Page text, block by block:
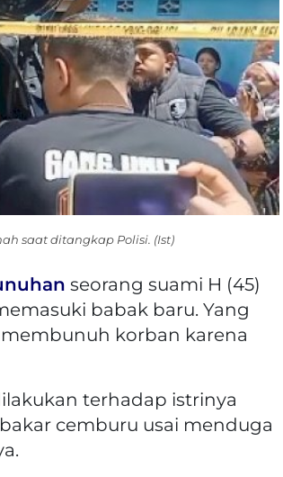
saat ditangkap Polisi. (Ist)
seorang suami H (45)
babak baru. Yang
korban karena
terhadap istrinya
cemburu usai menduga